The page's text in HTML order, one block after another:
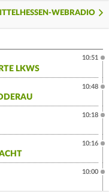
WEBRADIO
LKWS
10:51
10:48
10:18
10:16
10:00